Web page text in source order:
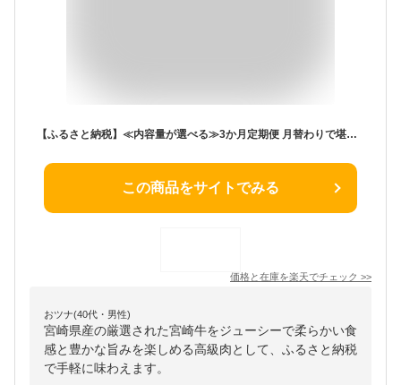
【ふるさと納税】≪内容量が選べる≫3か月定期便 月替わりで堪能!! 宮崎牛 イチオシ 焼肉 セット お楽しみ 定期便 粗挽き ウインナー 1.5kg 2kg以上 ブランド牛 牛肉 黒毛和牛 国産 赤身 人気 おすすめ 高級 ギフト 贈り物 ミヤチク 配送月が選べる 宮崎県 日南市 送料無料
この商品をサイトでみる
価格と在庫を楽天でチェック >>
おツナ(40代・男性)
宮崎県産の厳選された宮崎牛をジューシーで柔らかい食
感と豊かな旨みを楽しめる高級肉として、ふるさと納税
で手軽に味わえます。